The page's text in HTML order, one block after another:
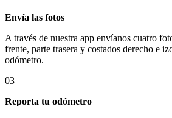
Envía las fotos
A través de nuestra app envíanos cuatro
frente, parte trasera y costados derecho e
odómetro.
03
Reporta tu odómetro